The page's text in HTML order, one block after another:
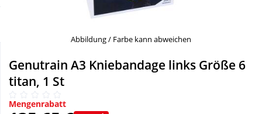
Natur & Homöopathie
Sanitätshaus
Abbildung / Farbe kann abweichen
Genutrain A3 Kniebandage links Größe 6
titan, 1 St
Mengenrabatt